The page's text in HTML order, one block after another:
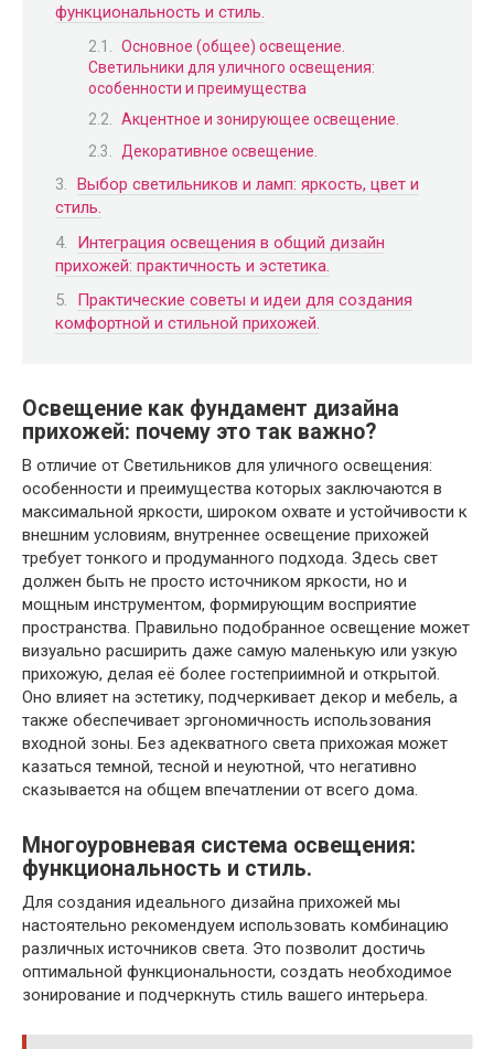
функциональность и стиль.
Основное (общее) освещение.
Светильники для уличного освещения:
особенности и преимущества
Акцентное и зонирующее освещение.
Декоративное освещение.
Выбор светильников и ламп: яркость, цвет и
стиль.
Интеграция освещения в общий дизайн
прихожей: практичность и эстетика.
Практические советы и идеи для создания
комфортной и стильной прихожей.
Освещение как фундамент дизайна
прихожей: почему это так важно?
В отличие от Светильников для уличного освещения:
особенности и преимущества которых заключаются в
максимальной яркости, широком охвате и устойчивости к
внешним условиям, внутреннее освещение прихожей
требует тонкого и продуманного подхода. Здесь свет
должен быть не просто источником яркости, но и
мощным инструментом, формирующим восприятие
пространства. Правильно подобранное освещение может
визуально расширить даже самую маленькую или узкую
прихожую, делая её более гостеприимной и открытой.
Оно влияет на эстетику, подчеркивает декор и мебель, а
также обеспечивает эргономичность использования
входной зоны. Без адекватного света прихожая может
казаться темной, тесной и неуютной, что негативно
сказывается на общем впечатлении от всего дома.
Многоуровневая система освещения:
функциональность и стиль.
Для создания идеального дизайна прихожей мы
настоятельно рекомендуем использовать комбинацию
различных источников света. Это позволит достичь
оптимальной функциональности, создать необходимое
зонирование и подчеркнуть стиль вашего интерьера.